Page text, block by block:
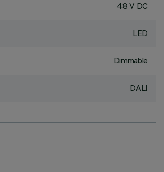
48 V DC
LED
Dimmable
DALI